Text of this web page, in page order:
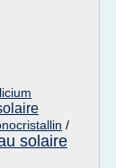
/
solaire